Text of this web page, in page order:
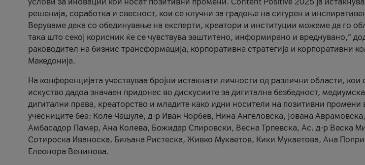
решенија, соработка и свесност, кои се клучни за градење на сигурен и
Веруваме дека со обединување на експерти, креатори и институции можеме да го
така што секој корисник ќе се чувствува заштитено, информирано и вреднувано,“
раководител на бизнис трансформација, корпоративна стратегија и корпоративни
Македонија.
На конференцијата учествуваа бројни истакнати личности од различни области, кои
искуство дадоа значаен придонес во дискусиите за дигитална безбедност,
дигитални права, креаторство и младите како идни носители на позитивни промени
учесниците беа: Коле Чашуле, д-р Иван Чорбев, Нина Ангеловска, Јована
Амбасадор Памер, Ана Колева, Божидар Спировски, Весна Трпевска, Ас. д-р Васка
Сотироска Иваноска, Биљана Ристеска, Живко Мукаетов, Кики Мукаетова, Ана
Елеонора Венинова.